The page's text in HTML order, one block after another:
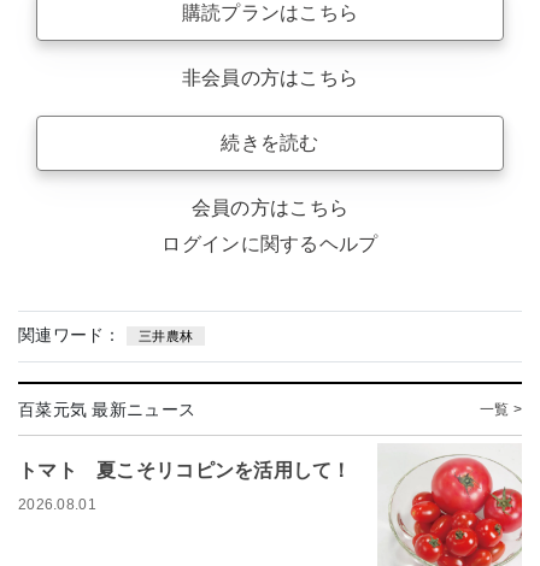
購読プランはこちら
非会員の方はこちら
続きを読む
会員の方はこちら
ログインに関するヘルプ
関連ワード： 三井農林
百菜元気 最新ニュース 一覧 >
トマト 夏こそリコピンを活用して！
2026.08.01